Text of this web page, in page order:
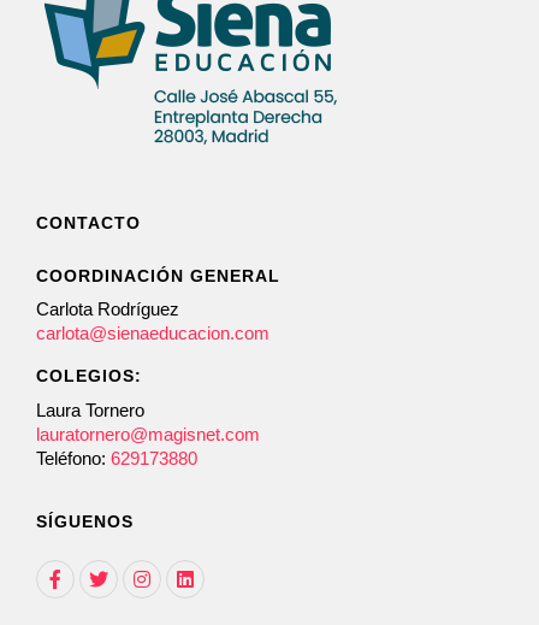
CONTACTO
COORDINACIÓN GENERAL
Carlota Rodríguez
carlota@sienaeducacion.com
COLEGIOS:
Laura Tornero
lauratornero@magisnet.com
Teléfono: 629173880
SÍGUENOS